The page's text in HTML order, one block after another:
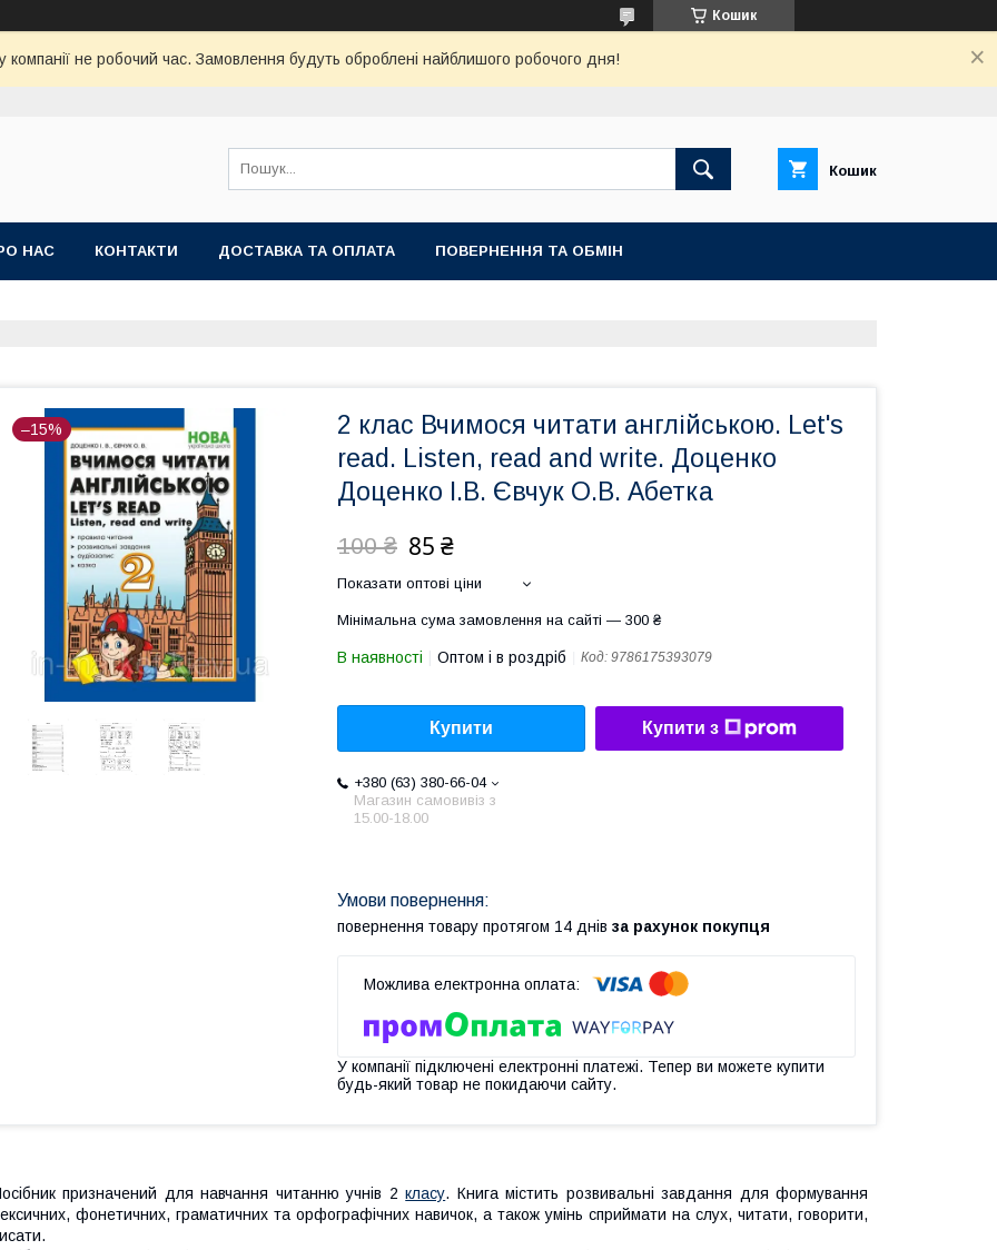
Кошик
компанії не робочий час. Замовлення будуть оброблені найблишого робочого дня!
Кошик
НАС КОНТАКТИ ДОСТАВКА ТА ОПЛАТА ПОВЕРНЕННЯ ТА ОБМІН
–15%
2 клас Вчимося читати англійською. Let's
read. Listen, read and write. Доценко
Доценко І.В. Євчук О.В. Абетка
100 ₴ 85 ₴
Показати оптові ціни
Мінімальна сума замовлення на сайті — 300 ₴
В наявності Оптом і в роздріб Код: 9786175393079
Купити Купити з
+380 (63) 380-66-04
Магазин самовивіз з
15.00-18.00
повернення товару протягом 14 днів за рахунок покупця
У компанії підключені електронні платежі. Тепер ви можете купити
будь-який товар не покидаючи сайту.
призначений для навчання читанню учнів 2класу. Книга містить розвивальні завдання для формування
фонетичних, граматичних та орфографічних навичок, а також умінь сприймати на слух, читати, говорити,